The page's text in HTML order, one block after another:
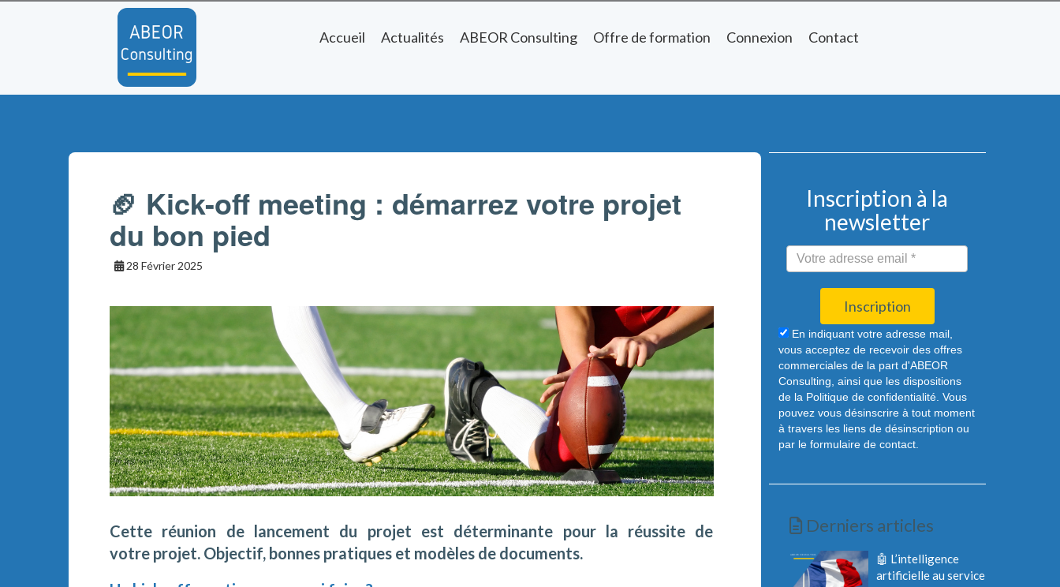
Accueil Actualités ABEOR Consulting Offre de formation Connexion Contact
🏈 Kick-off meeting : démarrez votre projet
du bon pied
28 Février 2025
Cette réunion de lancement du projet est déterminante pour la réussite de
votre projet. Objectif, bonnes pratiques et modèles de documents.
Inscription à la
newsletter
Inscription
En indiquant votre adresse mail,
vous acceptez de recevoir des offres
commerciales de la part d'ABEOR
Consulting, ainsi que les dispositions
de la Politique de confidentialité. Vous
pouvez vous désinscrire à tout moment
à travers les liens de désinscription ou
par le formulaire de contact.
Derniers articles
🤖 L’intelligence
artificielle au service